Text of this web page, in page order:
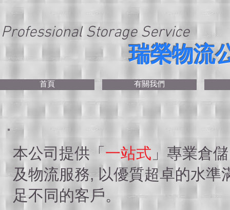
Professional Storage Service
瑞榮物流
首頁 有關我們
本公司提供「 一站式 」專業倉儲
及物流服務, 以優質超卓的水準
足不同的客戶。